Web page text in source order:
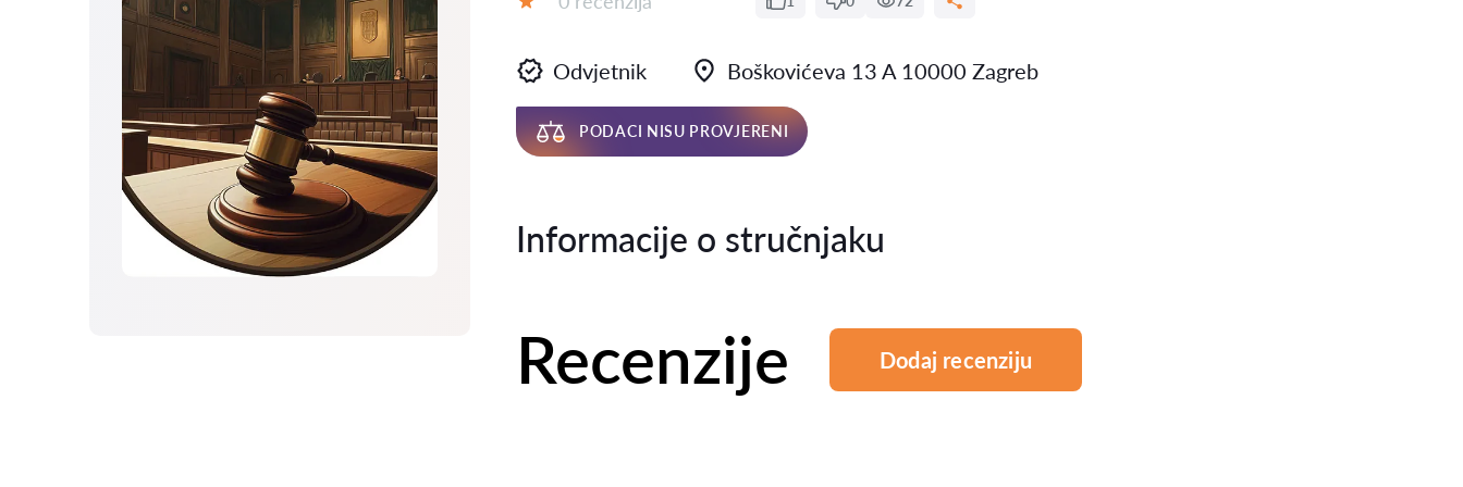
Odvjetnik Boškovićeva 13 A 10000 Zagreb
PODACI NISU PROVJERENI
Informacije o stručnjaku
Recenzije Dodaj recenziju